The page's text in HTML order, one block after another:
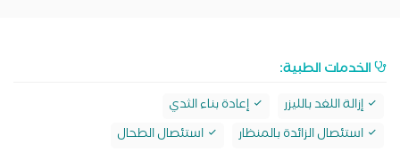
الخدمات الطبية:
إزالة اللغد بالليزر
إعادة بناء الثدي
استئصال الزائدة بالمنظار
استئصال الطحال